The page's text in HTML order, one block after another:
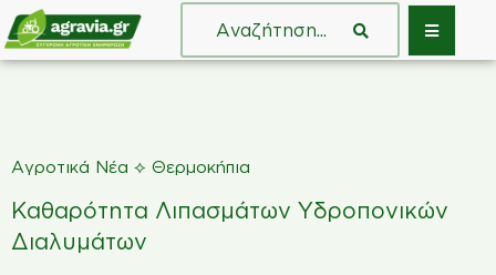
Αγροτικά Νέα ⟡ Θερμοκήπια
Καθαρότητα Λιπασμάτων Υδροπονικών
Διαλυμάτων